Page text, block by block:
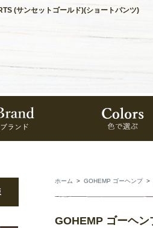
(サンセットゴールド)(ショートパンツ)
ホーム > GOHEMP ゴーヘンプ >
GOHEMP ゴーヘ